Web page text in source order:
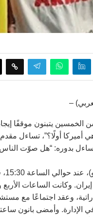
–
يتبنون موقفًا
أميركا أولًا؟”، تساءل
بدوره: “هل صوّت
وكانت الساعات
وعقد اجتماعًا مع
وأمضى بانون